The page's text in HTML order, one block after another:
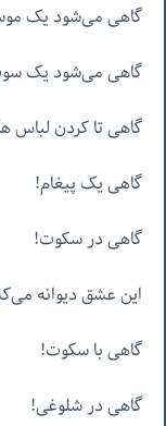
گاهی می‌شود یک
گاهی می‌شود یک
گاهی تا کردن لباس
گاهی یک پیغام!
گاهی در سکوت!
این عشق دیوانه
گاهی با سکوت!
گاهی در شلوغی!